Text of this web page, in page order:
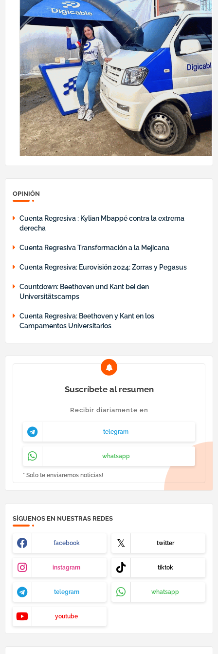
OPINIÓN
Cuenta Regresiva : Kylian Mbappé contra la extrema
derecha
Cuenta Regresiva Transformación a la Mejicana
Cuenta Regresiva: Eurovisión 2024: Zorras y Pegasus
Countdown: Beethoven und Kant bei den
Universitätscamps
Cuenta Regresiva: Beethoven y Kant en los
Campamentos Universitarios
Suscríbete al resumen
Recibir diariamente en
telegram
whatsapp
* Solo te enviaremos noticias!
SÍGUENOS EN NUESTRAS REDES
facebook twitter
instagram tiktok
telegram whatsapp
youtube